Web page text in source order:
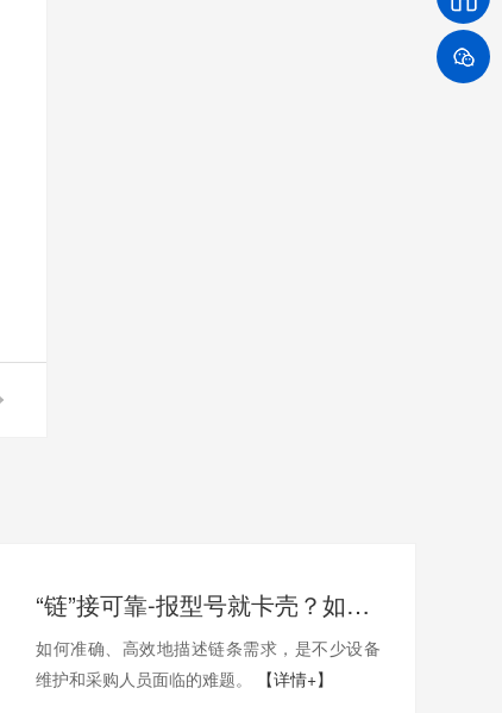
“链”接可靠-报型号就卡壳？如何准确描述您需要的链条？
如何准确、高效地描述链条需求，是不少设备
维护和采购人员面临的难题。
【详情+】